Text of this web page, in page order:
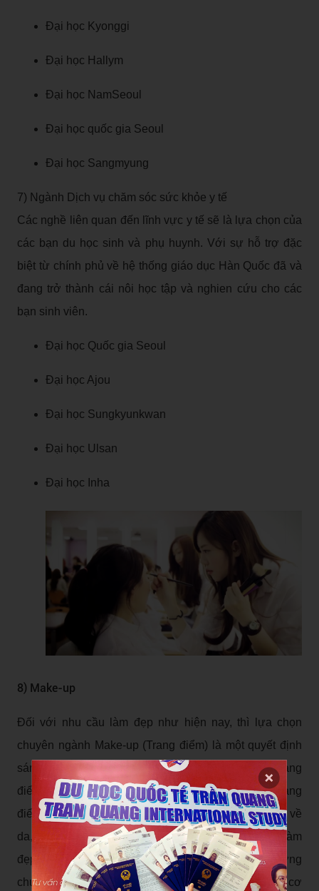
Đại học Kyonggi
Đại học Hallym
Đại học NamSeoul
Đại học quốc gia Seoul
Đại học Sangmyung
7) Ngành Dịch vụ chăm sóc sức khỏe y tế
Các nghề liên quan đến lĩnh vực y tế sẽ là lựa chọn của
các bạn du học sinh và phụ huynh. Với sự hỗ trợ đặc
biệt từ chính phủ về hệ thống giáo dục Hàn Quốc đã và
đang trở thành cái nôi học tập và nghien cứu cho các
bạn sinh viên.
Đại học Quốc gia Seoul
Đại học Ajou
Đại học Sungkyunkwan
Đại học Ulsan
Đại học Inha
8) Make-up
Đối với nhu cầu làm đẹp như hiện nay, thì lựa chọn
chuyên ngành Make-up (Trang điểm) là một quyết định
sáng suốt. Đối với các khóa học chuyên sâu về Trang
điểm tại Hàn Quốc không chỉ đào tạo các bạn biết trang
điểm mà còn cung cấp những kiến thức chuyên sâu về
da, mĩ phẩm đồng thời những kiến thức về làm tóc, làm
đẹp. Sau khi tốt nghiệp, các bạn sẽ trở thành những
chuyên gia trang điểm có tay nghề cao và có những cơ